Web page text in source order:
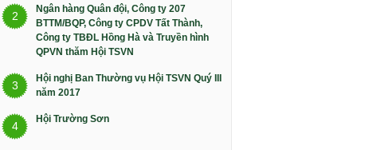
2
Ngân hàng Quân đội, Công ty 207
BTTM/BQP, Công ty CPDV Tất Thành,
Công ty TBĐL Hồng Hà và Truyền hình
QPVN thăm Hội TSVN
3
Hội nghị Ban Thường vụ Hội TSVN Quý III
năm 2017
4
Hội Trường Sơn